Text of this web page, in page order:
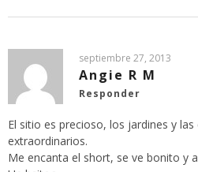
septiembre 27, 2013
Angie R M
Responder
El sitio es precioso, los jardines y
extraordinarios.
Me encanta el short, se ve bonito y